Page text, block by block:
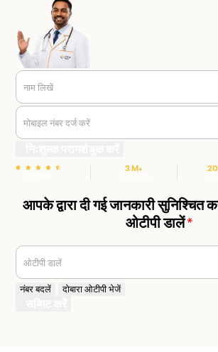
नाम लिखें
मोबाइल नंबर दर्ज करें
3 M+
आपके द्वारा दी गई जानकारी सुनिश्चित
ओटीपी डालें*
ओटीपी डालें
नंबर बदलें दोबारा ओटीपी भेजें